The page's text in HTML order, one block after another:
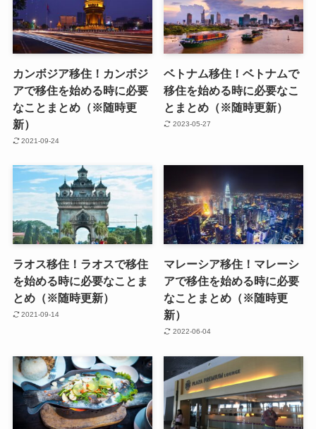
カンボジア移住！カンボジ
アで移住を始める時に必要
なことまとめ（※随時更
新）
2021-09-24
ベトナム移住！ベトナムで
移住を始める時に必要なこ
とまとめ（※随時更新）
2023-05-27
ラオス移住！ラオスで移住
を始める時に必要なことま
とめ（※随時更新）
2021-09-14
マレーシア移住！マレーシ
アで移住を始める時に必要
なことまとめ（※随時更
新）
2022-06-04